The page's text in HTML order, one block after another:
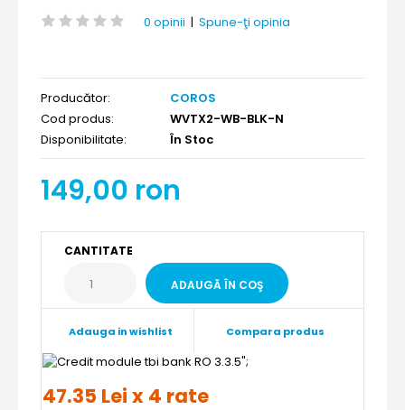
0 opinii | Spune-ţi opinia
Producător:
COROS
Cod produs:
WVTX2-WB-BLK-N
Disponibilitate:
În Stoc
149,00 ron
CANTITATE
Adauga in wishlist Compara produs
";
47.35 Lei x 4 rate